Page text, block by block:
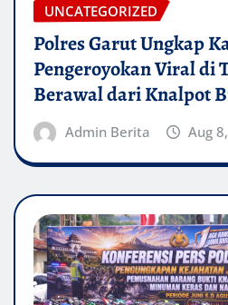
UNCATEGORIZED
Polres Garut Ungkap
Pengeroyokan Viral di
Berawal dari Knalpot
Admin Berita Aug